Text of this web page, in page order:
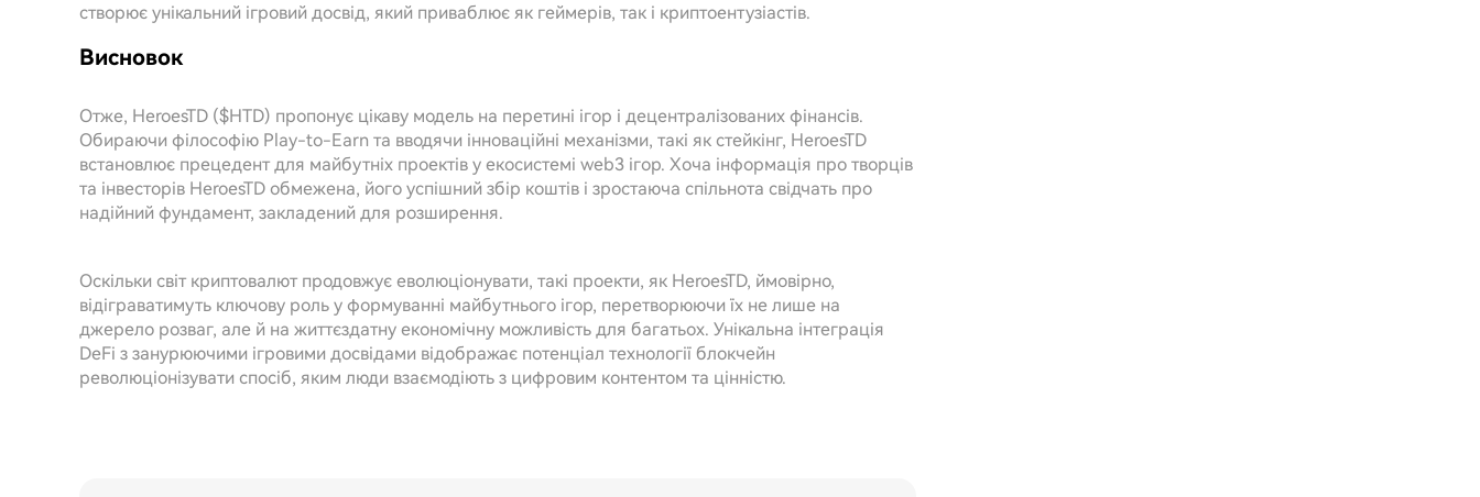
створює унікальний ігровий досвід, який приваблює як геймерів, так і криптоентузіастів.
Висновок
Отже, HeroesTD ($HTD) пропонує цікаву модель на перетині ігор і децентралізованих фінансів.
Обираючи філософію Play-to-Earn та вводячи інноваційні механізми, такі як стейкінг, HeroesTD
встановлює прецедент для майбутніх проектів у екосистемі web3 ігор. Хоча інформація про творців
та інвесторів HeroesTD обмежена, його успішний збір коштів і зростаюча спільнота свідчать про
надійний фундамент, закладений для розширення.
Оскільки світ криптовалют продовжує еволюціонувати, такі проекти, як HeroesTD, ймовірно,
відіграватимуть ключову роль у формуванні майбутнього ігор, перетворюючи їх не лише на
джерело розваг, але й на життєздатну економічну можливість для багатьох. Унікальна інтеграція
DeFi з занурюючими ігровими досвідами відображає потенціал технології блокчейн
революціонізувати спосіб, яким люди взаємодіють з цифровим контентом та цінністю.